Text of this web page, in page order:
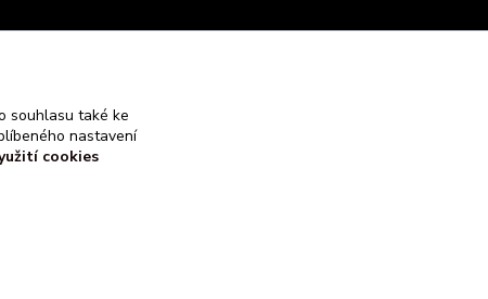
souhlasu také ke
nastavení
cookies